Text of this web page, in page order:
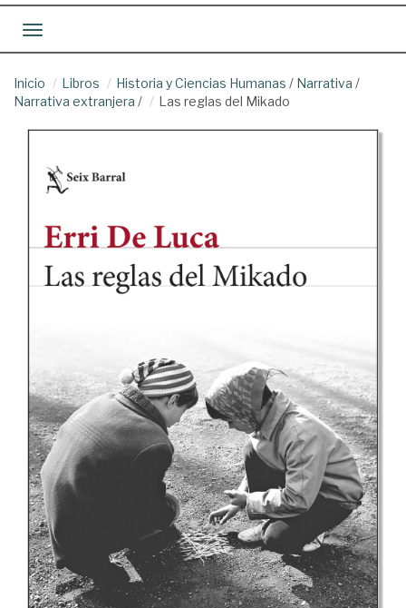
Toggle navigation
Inicio Libros Historia y Ciencias Humanas / Narrativa /
Narrativa extranjera / Las reglas del Mikado